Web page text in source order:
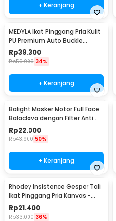
+ Keranjang
MEDYLA Ikat Pinggang Pria Kulit
PU Premium Auto Buckle
Gesper Metal Model 2 -
AA7900
Rp39.300
Rp59.000 34%
+ Keranjang
Balight Masker Motor Full Face
Balaclava dengan Filter Anti
Debu - CISE
Rp22.000
Rp43.900 50%
+ Keranjang
Rhodey Insistence Gesper Tali
Ikat Pinggang Pria Kanvas -
2008
Rp21.400
Rp33.000 36%